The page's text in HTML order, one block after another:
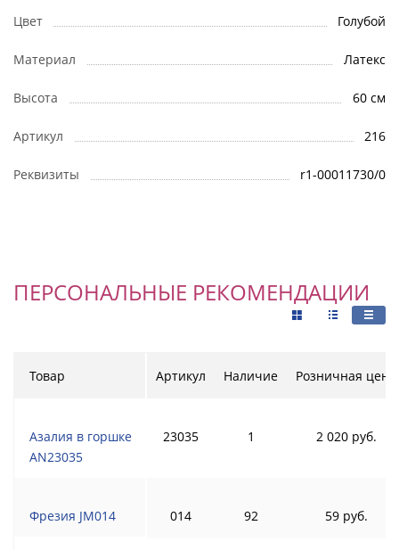
Цвет Голубой
Материал Латекс
Высота 60 см
Артикул 216
Реквизиты r1-00011730/0
ПЕРСОНАЛЬНЫЕ РЕКОМЕНДАЦИИ
Товар
Азалия в горшке
AN23035
Фрезия JM014
Артикул Наличие Розничная цена
23035 1 2 020 руб.
014 92 59 руб.